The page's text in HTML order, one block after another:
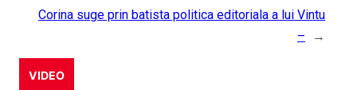
Corina suge prin batista politica editoriala a lui Vintu
–
→
VIDEO